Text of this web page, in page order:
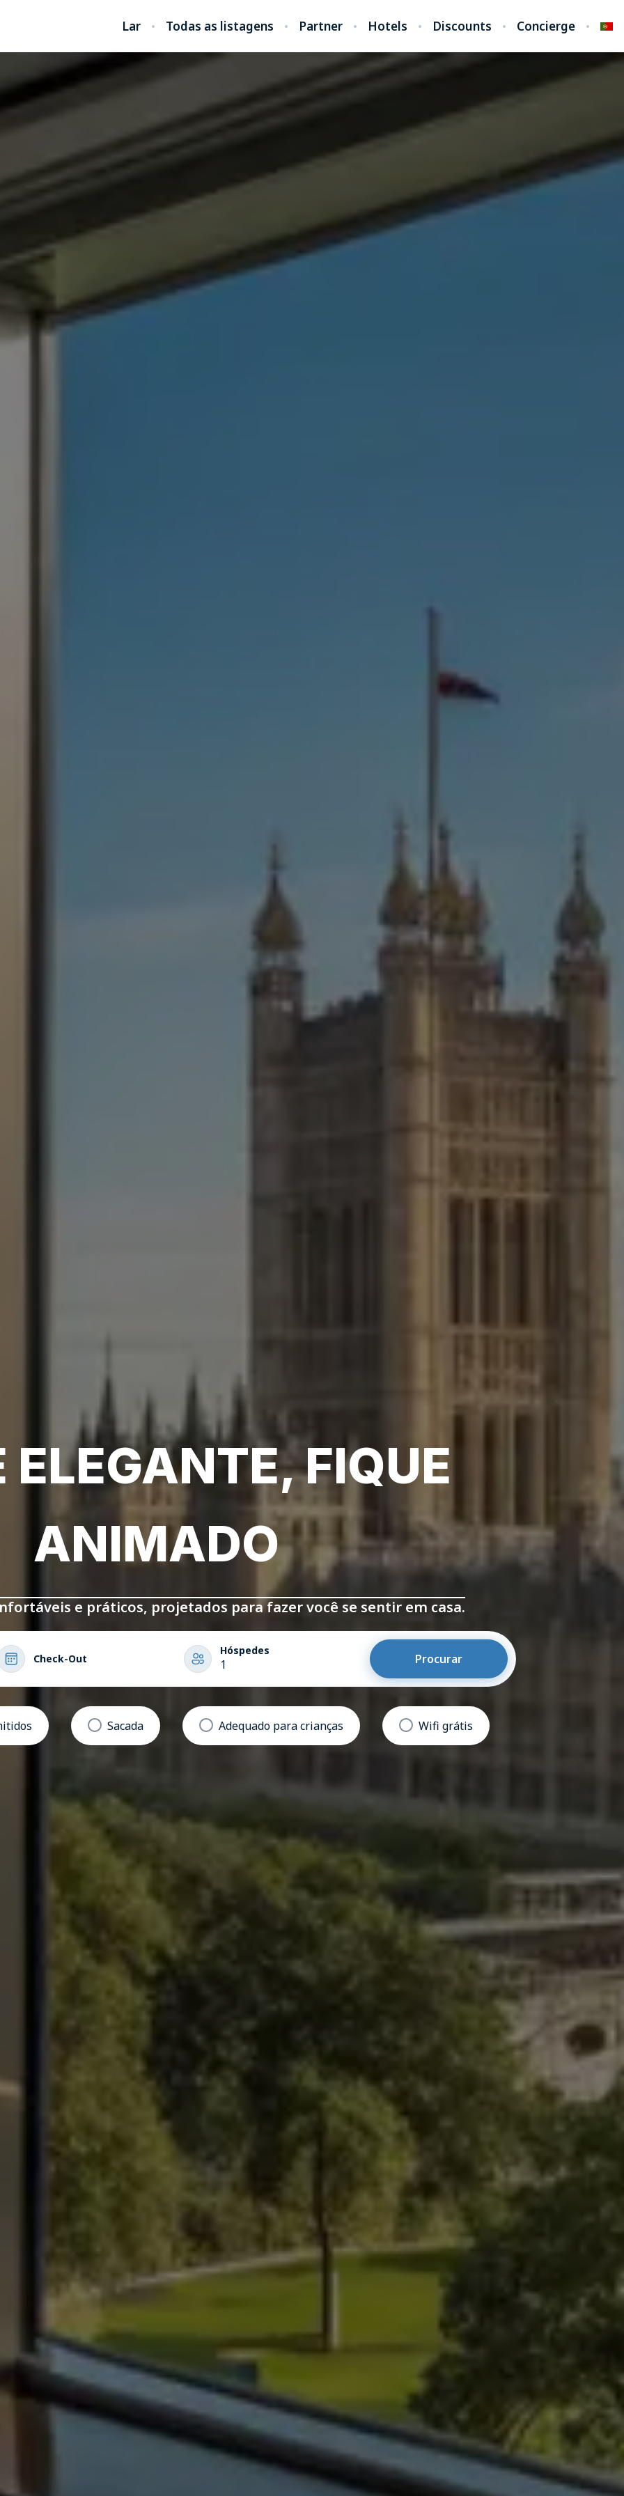
Lar Todas as listagens Partner Hotels Discounts Concierge
ELEGANTE, FIQUE
ANIMADO
e práticos, projetados para fazer você se sentir em casa.
Check-Out
Hóspedes
1 Procurar
Sacada Adequado para crianças Wifi grátis